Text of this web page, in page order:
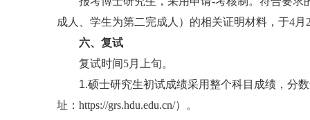
成人、学生为第二完成人）的相关证明材料，于4月
六、复试
复试时间5月上旬。
1.硕士研究生初试成绩采用整个科目成绩，分
址： https://grs.hdu.edu.cn/）。